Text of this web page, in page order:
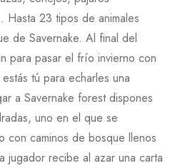
23 tipos de animales
de Savernake. Al final del
para pasar el frío invierno con
tú para echarles una
a Savernake forest dispones
uno en el que se
con caminos de bosque llenos
jugador recibe al azar una carta